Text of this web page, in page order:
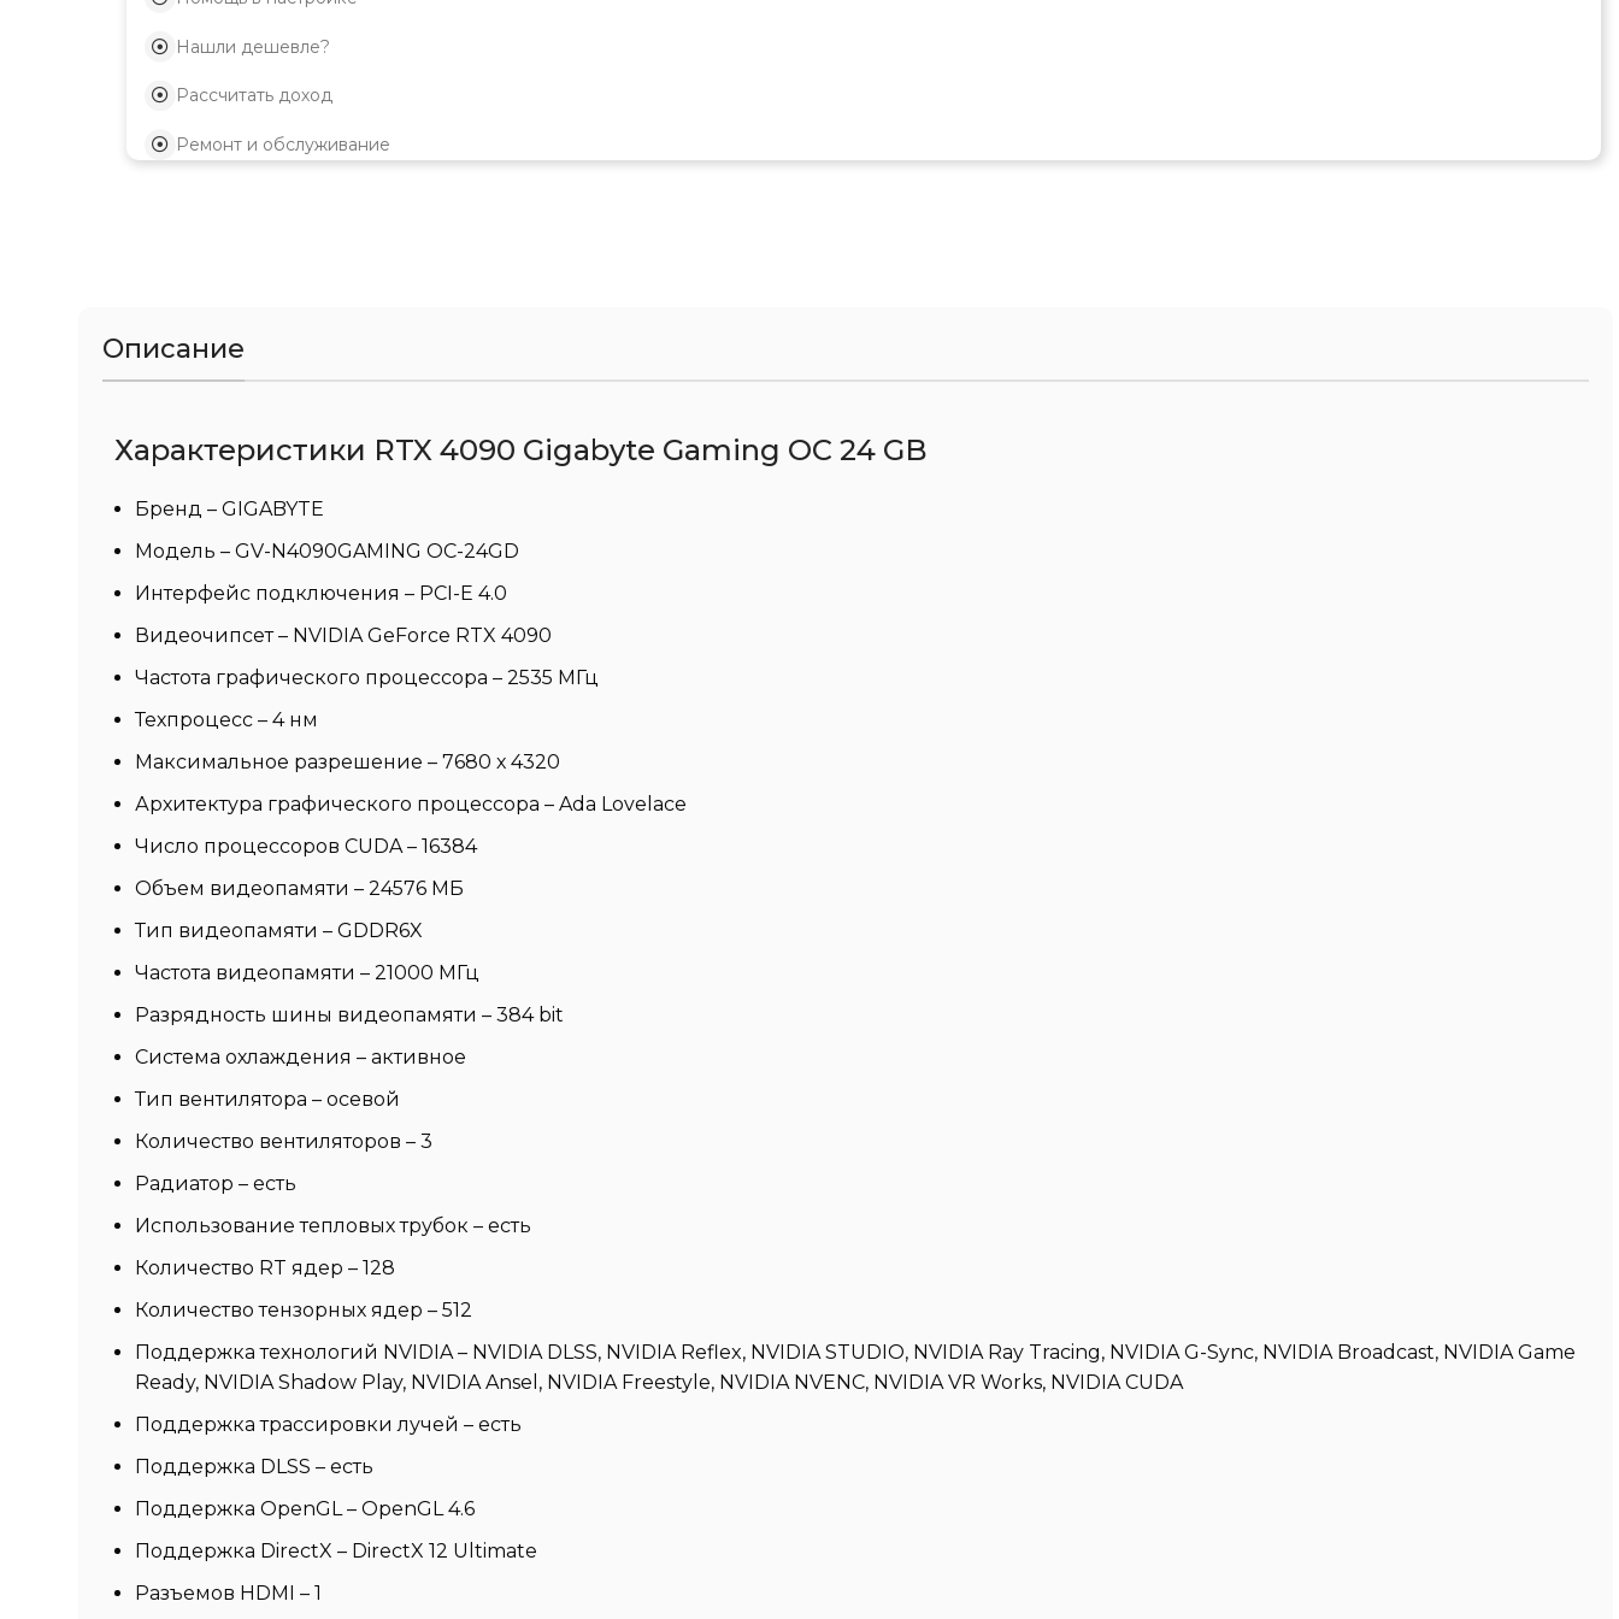
Нашли дешевле?
Рассчитать доход
Ремонт и обслуживание
Описание
Характеристики RTX 4090 Gigabyte Gaming OC 24 GB
Бренд – GIGABYTE
Модель – GV-N4090GAMING OC-24GD
Интерфейс подключения – PCI-E 4.0
Видеочипсет – NVIDIA GeForce RTX 4090
Частота графического процессора – 2535 МГц
Техпроцесс – 4 нм
Максимальное разрешение – 7680 х 4320
Архитектура графического процессора – Ada Lovelace
Число процессоров CUDA – 16384
Объем видеопамяти – 24576 МБ
Тип видеопамяти – GDDR6X
Частота видеопамяти – 21000 МГц
Разрядность шины видеопамяти – 384 bit
Система охлаждения – активное
Тип вентилятора – осевой
Количество вентиляторов – 3
Радиатор – есть
Использование тепловых трубок – есть
Количество RT ядер – 128
Количество тензорных ядер – 512
Поддержка технологий NVIDIA – NVIDIA DLSS, NVIDIA Reflex, NVIDIA STUDIO, NVIDIA Ray Tracing, NVIDIA G-Sync, NVIDIA Broadcast, NVIDIA Game
Ready, NVIDIA Shadow Play, NVIDIA Ansel, NVIDIA Freestyle, NVIDIA NVENC, NVIDIA VR Works, NVIDIA CUDA
Поддержка трассировки лучей – есть
Поддержка DLSS – есть
Поддержка OpenGL – OpenGL 4.6
Поддержка DirectX – DirectX 12 Ultimate
Разъемов HDMI – 1